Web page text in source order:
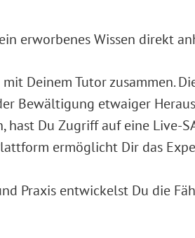
erworbenes Wissen direkt
Deinem Tutor zusammen.
Bewältigung etwaiger
Du Zugriff auf eine Live-
ermöglicht Dir das
Praxis entwickelst Du die